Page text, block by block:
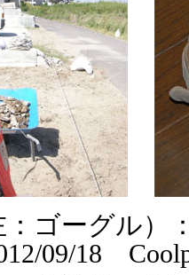
：ゴーグル
09/18